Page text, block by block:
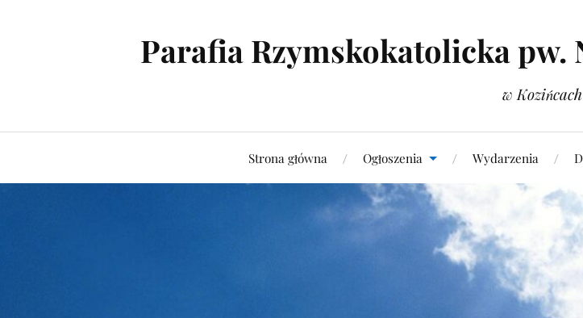
Parafia Rzymskokatolicka pw.
w Kozińcach
Strona główna Ogłoszenia Wydarzenia